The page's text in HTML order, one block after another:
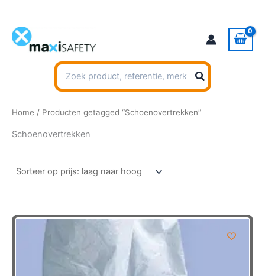
inhoud
Zoeken
naar:
Home / Producten getagged “Schoenovertrekken”
Schoenovertrekken